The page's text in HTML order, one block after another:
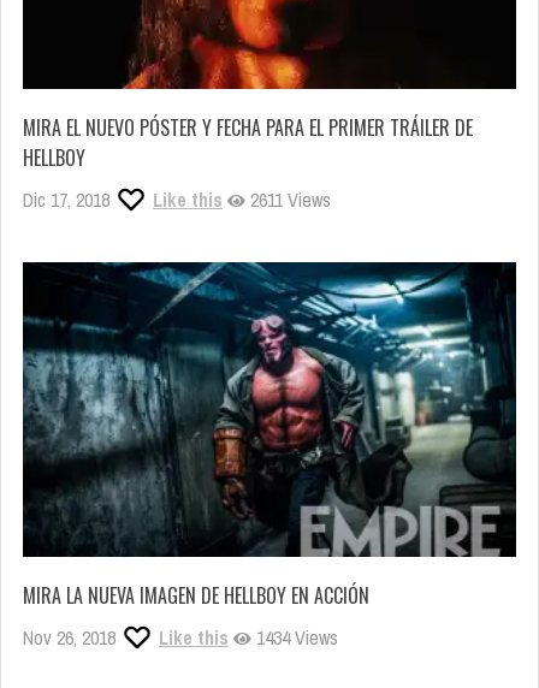
MIRA EL NUEVO PÓSTER Y FECHA PARA EL PRIMER TRÁILER DE
HELLBOY
Dic 17, 2018 Like this 2611 Views
MIRA LA NUEVA IMAGEN DE HELLBOY EN ACCIÓN
Nov 26, 2018 Like this 1434 Views